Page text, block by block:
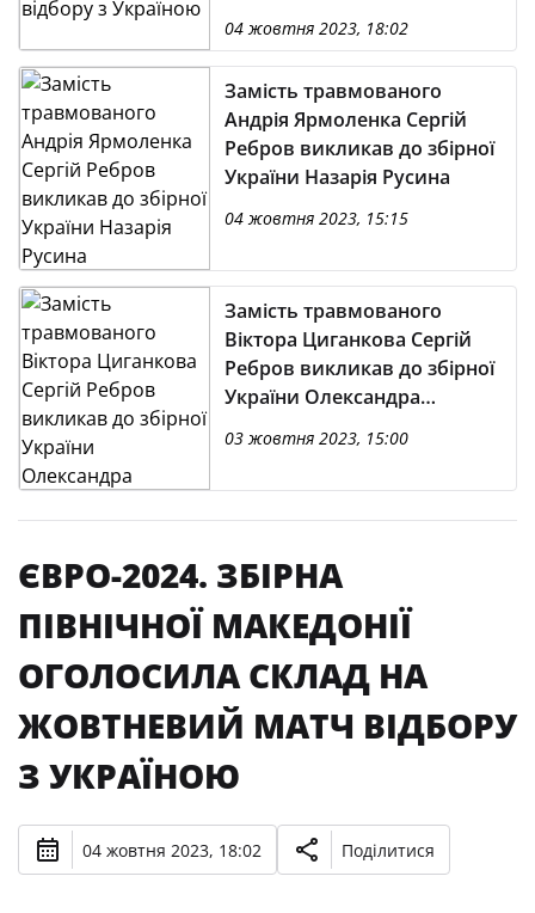
04 жовтня 2023, 18:02
Замість травмованого
Андрія Ярмоленка Сергій
Ребров викликав до збірної
України Назарія Русина
04 жовтня 2023, 15:15
Замість травмованого
Віктора Циганкова Сергій
Ребров викликав до збірної
України Олександра
03 жовтня 2023, 15:00
ЄВРО-2024. ЗБІРНА
ПІВНІЧНОЇ МАКЕДОНІЇ
ОГОЛОСИЛА СКЛАД НА
ЖОВТНЕВИЙ МАТЧ ВІДБОРУ
З УКРАЇНОЮ
04 жовтня 2023, 18:02 Поділитися